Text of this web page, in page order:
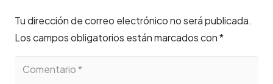
Tu dirección de correo electrónico no será publicada.
Los campos obligatorios están marcados con*